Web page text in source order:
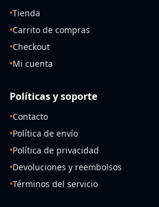
•Tienda
•Carrito de compras
•Checkout
•Mi cuenta
Políticas y soporte
•Contacto
•Política de envío
•Política de privacidad
•Devoluciones y reembolsos
•Términos del servicio